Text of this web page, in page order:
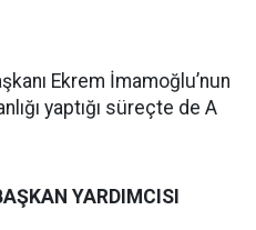
Ekrem İmamoğlu’nun
yaptığı süreçte de A
YARDIMCISI